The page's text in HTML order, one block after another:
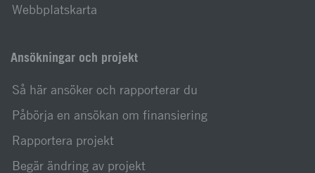
Webbplatskarta
Ansökningar och projekt
Så här ansöker och rapporterar du
Påbörja en ansökan om finansiering
Rapportera projekt
Begär ändring av projekt